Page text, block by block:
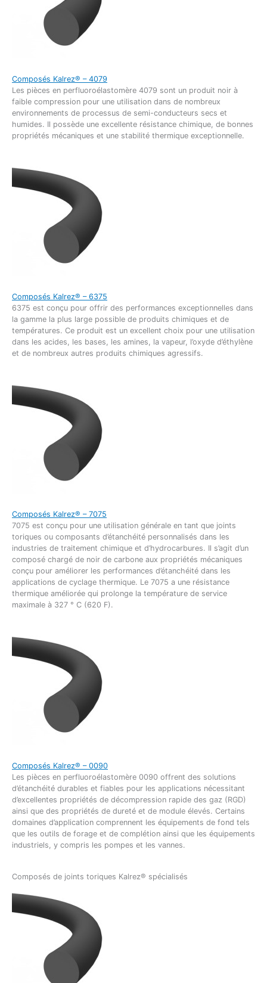
Composés Kalrez® – 4079
Les pièces en perfluoroélastomère 4079 sont un produit noir à
faible compression pour une utilisation dans de nombreux
environnements de processus de semi-conducteurs secs et
humides. Il possède une excellente résistance chimique, de bonnes
propriétés mécaniques et une stabilité thermique exceptionnelle.
Composés Kalrez® – 6375
6375 est conçu pour offrir des performances exceptionnelles dans
la gamme la plus large possible de produits chimiques et de
températures. Ce produit est un excellent choix pour une utilisation
dans les acides, les bases, les amines, la vapeur, l’oxyde d’éthylène
et de nombreux autres produits chimiques agressifs.
Composés Kalrez® – 7075
7075 est conçu pour une utilisation générale en tant que joints
toriques ou composants d’étanchéité personnalisés dans les
industries de traitement chimique et d’hydrocarbures. Il s’agit d’un
composé chargé de noir de carbone aux propriétés mécaniques
conçu pour améliorer les performances d’étanchéité dans les
applications de cyclage thermique. Le 7075 a une résistance
thermique améliorée qui prolonge la température de service
maximale à 327 ° C (620 F).
Composés Kalrez® – 0090
Les pièces en perfluoroélastomère 0090 offrent des solutions
d’étanchéité durables et fiables pour les applications nécessitant
d’excellentes propriétés de décompression rapide des gaz (RGD)
ainsi que des propriétés de dureté et de module élevés. Certains
domaines d’application comprennent les équipements de fond tels
que les outils de forage et de complétion ainsi que les équipements
industriels, y compris les pompes et les vannes.
Composés de joints toriques Kalrez® spécialisés